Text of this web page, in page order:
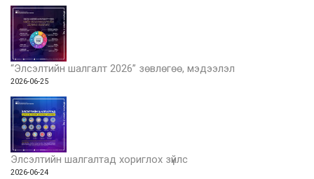
“Элсэлтийн шалгалт 2026” зөвлөгөө, мэдээлэл
2026-06-25
Элсэлтийн шалгалтад хориглох зүйлс
2026-06-24